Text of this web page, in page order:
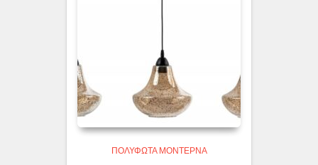
ΠΟΛΎΦΩΤΑ ΜΟΝΤΈΡΝΑ